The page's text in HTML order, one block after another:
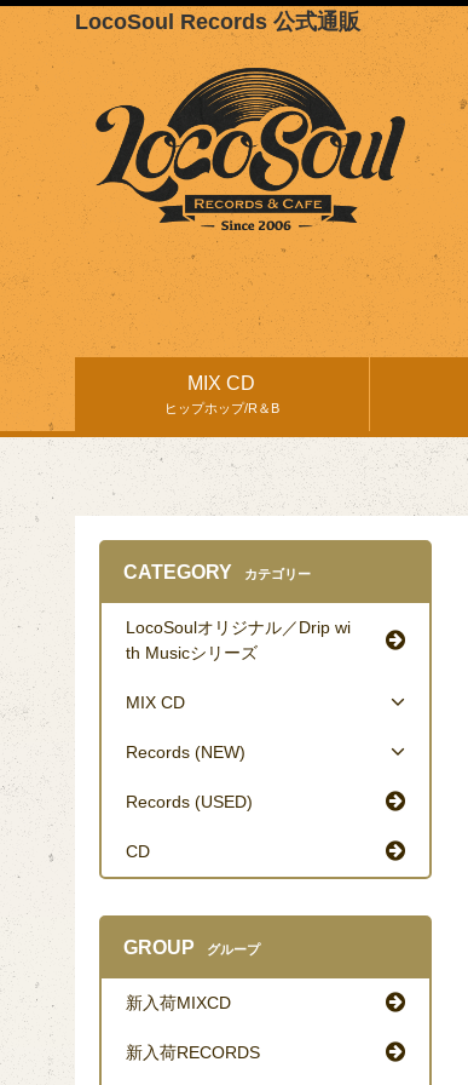
LocoSoul Records 公式通販
MIX CD
ヒップホップ/R＆B
CATEGORY カテゴリー
LocoSoulオリジナル／Drip wi
th Musicシリーズ
MIX CD
Records (NEW)
Records (USED)
CD
GROUP グループ
新入荷MIXCD
新入荷RECORDS